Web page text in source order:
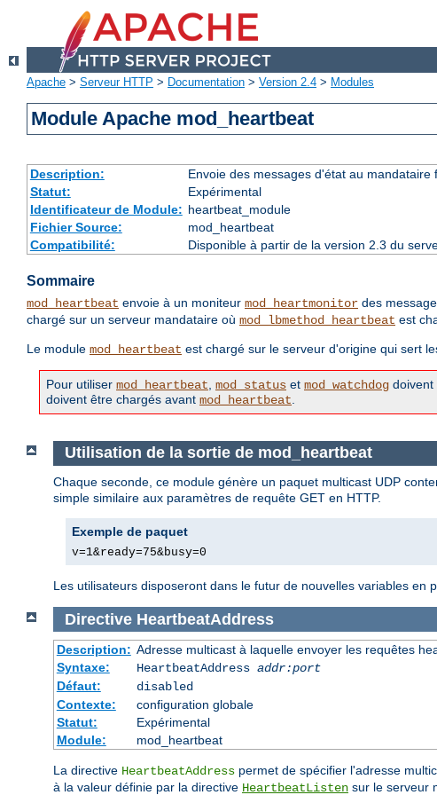
Apache > Serveur HTTP > Documentation > Version 2.4 > Modules
Module Apache mod_heartbeat
Description:
Envoie des messages d'état au mandataire
Statut:
Expérimental
Identificateur de Module: heartbeat_module
Fichier Source:
mod_heartbeat
Compatibilité:
Disponible à partir de la version 2.3 du
Sommaire
mod_heartbeat envoie à un moniteur mod_heartmonitor des
chargé sur un serveur mandataire où mod_lbmethod_heartbeat est
Le module mod_heartbeat est chargé sur le serveur d'origine qui sert
Pour utiliser mod_heartbeat, mod_status et mod_watchdog doivent
doivent être chargés avant mod_heartbeat.
Utilisation de la sortie de mod_heartbeat
Chaque seconde, ce module génère un paquet multicast UDP
simple similaire aux paramètres de requête GET en HTTP.
Exemple de paquet
v=1&ready=75&busy=0
Les utilisateurs disposeront dans le futur de nouvelles variables en
Directive HeartbeatAddress
Description: Adresse multicast à laquelle envoyer les requêtes
Syntaxe:
HeartbeatAddress addr:port
Défaut:
disabled
Contexte:
configuration globale
Statut:
Expérimental
Module:
mod_heartbeat
La directive HeartbeatAddress permet de spécifier l'adresse
à la valeur définie par la directive HeartbeatListen sur le serveur